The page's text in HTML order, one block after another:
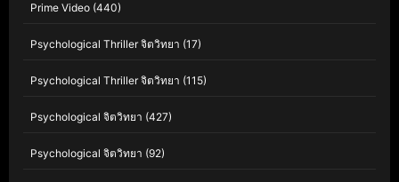
Prime Video (440)
Psychological Thriller จิตวิทยา (17)
Psychological Thriller จิตวิทยา (115)
Psychological จิตวิทยา (427)
Psychological จิตวิทยา (92)